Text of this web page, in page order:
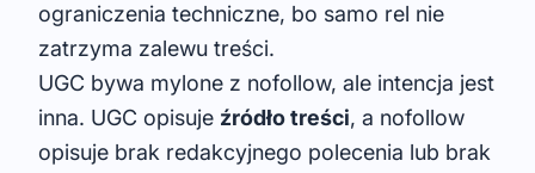
ograniczenia techniczne, bo samo rel nie
zatrzyma zalewu treści.
UGC bywa mylone z nofollow, ale intencja jest
inna. UGC opisuje źródło treści, a nofollow
opisuje brak redakcyjnego polecenia lub brak